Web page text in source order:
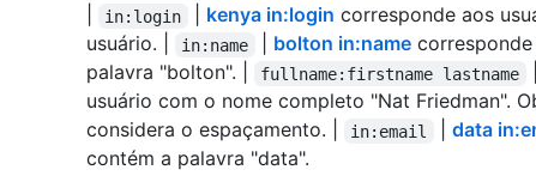
in:login kenya in:login corresponde aos
usuário. |
in:name bolton in:namecorresponde
palavra "bolton". |
fullname:firstname lastname
usuário com o nome completo "Nat Friedman".
considera o espaçamento. |
in:email data
contém a palavra "data".